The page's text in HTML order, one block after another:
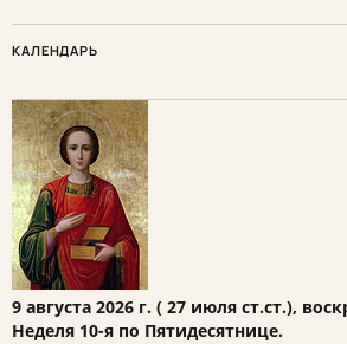
КАЛЕНДАРЬ
9 августа 2026 г. ( 27 июля ст.ст.),
Неделя 10-я по Пятидесятнице.